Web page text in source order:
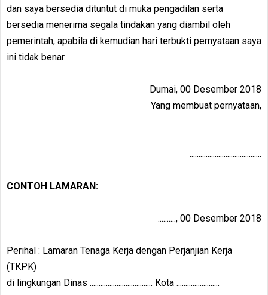
dan saya bersedia dituntut di muka pengadilan serta
bersedia menerima segala tindakan yang diambil oleh
pemerintah, apabila di kemudian hari terbukti pernyataan saya
ini tidak benar.
Dumai, 00 Desember 2018
Yang membuat pernyataan,
........................................
CONTOH LAMARAN:
.........., 00 Desember 2018
Perihal : Lamaran Tenaga Kerja dengan Perjanjian Kerja
(TKPK)
di lingkungan Dinas ................................... Kota ........................